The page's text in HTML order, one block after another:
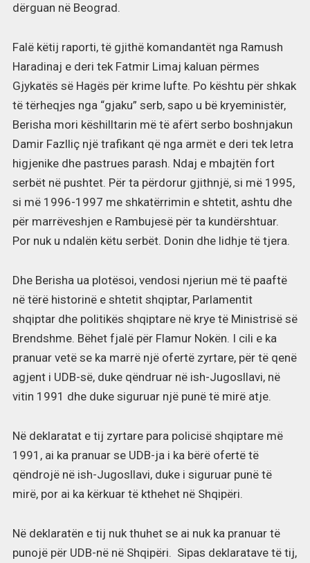
dërguan në Beograd.
Falë këtij raporti, të gjithë komandantët nga Ramush
Haradinaj e deri tek Fatmir Limaj kaluan përmes
Gjykatës së Hagës për krime lufte. Po kështu për shkak
të tërheqjes nga “gjaku” serb, sapo u bë kryeministër,
Berisha mori këshilltarin më të afërt serbo boshnjakun
Damir Fazlliç një trafikant që nga armët e deri tek letra
higjenike dhe pastrues parash. Ndaj e mbajtën fort
serbët në pushtet. Për ta përdorur gjithnjë, si më 1995,
si më 1996-1997 me shkatërrimin e shtetit, ashtu dhe
për marrëveshjen e Rambujesë për ta kundërshtuar.
Por nuk u ndalën këtu serbët. Donin dhe lidhje të tjera.
Dhe Berisha ua plotësoi, vendosi njeriun më të paaftë
në tërë historinë e shtetit shqiptar, Parlamentit
shqiptar dhe politikës shqiptare në krye të Ministrisë së
Brendshme. Bëhet fjalë për Flamur Nokën. I cili e ka
pranuar vetë se ka marrë një ofertë zyrtare, për të qenë
agjent i UDB-së, duke qëndruar në ish-Jugosllavi, në
vitin 1991 dhe duke siguruar një punë të mirë atje.
Në deklaratat e tij zyrtare para policisë shqiptare më
1991, ai ka pranuar se UDB-ja i ka bërë ofertë të
qëndrojë në ish-Jugosllavi, duke i siguruar punë të
mirë, por ai ka kërkuar të kthehet në Shqipëri.
Në deklaratën e tij nuk thuhet se ai nuk ka pranuar të
punojë për UDB-në në Shqipëri. Sipas deklaratave të tij,